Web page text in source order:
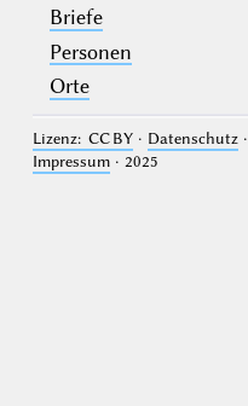
Briefe
Personen
Orte
Lizenz: CC BY· Datenschutz·
Impressum· 2025